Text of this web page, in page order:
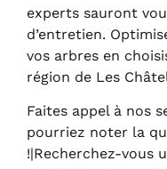
experts sauront
d’entretien.
vos arbres en
région de Les
Faites appel à nos
pourriez noter la
!|Recherchez-vous